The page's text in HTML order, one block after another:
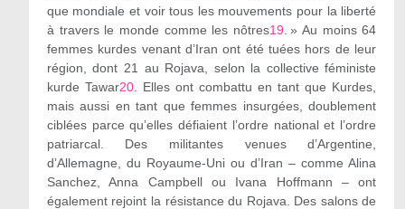
que mondiale et voir tous les mouvements pour la liberté
à travers le monde comme les nôtres19 . » Au moins 64
femmes kurdes venant d’Iran ont été tuées hors de leur
région, dont 21 au Rojava, selon la collective féministe
kurde Tawar20. Elles ont combattu en tant que Kurdes,
mais aussi en tant que femmes insurgées, doublement
ciblées parce qu’elles défiaient l’ordre national et l’ordre
patriarcal. Des militantes venues d’Argentine,
d’Allemagne, du Royaume-Uni ou d’Iran – comme Alina
Sanchez, Anna Campbell ou Ivana Hoffmann – ont
également rejoint la résistance du Rojava. Des salons de